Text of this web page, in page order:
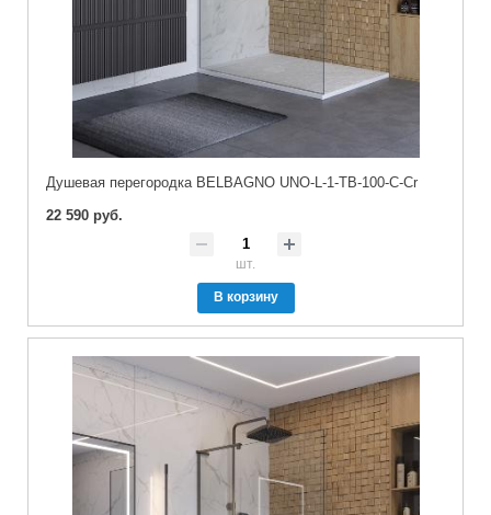
Душевая перегородка BELBAGNO UNO-L-1-TB-100-C-Cr
22 590 руб.
шт.
В корзину